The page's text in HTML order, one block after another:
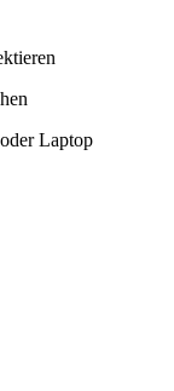
Laptop